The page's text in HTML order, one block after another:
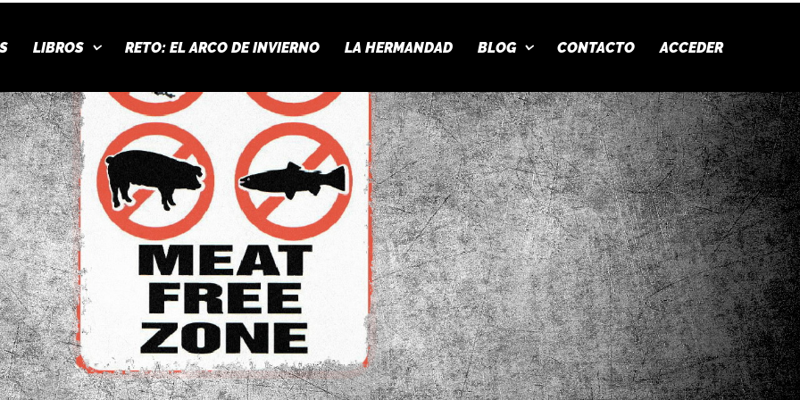
LIBROS RETO: EL ARCO DE INVIERNO LA HERMANDAD BLOG CONTACTO ACCEDER